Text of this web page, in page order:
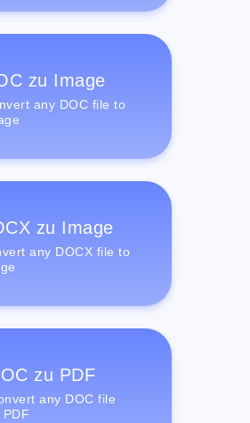
zu Image
any DOC file to
zu Image
any DOCX file to
zu PDF
any DOC file